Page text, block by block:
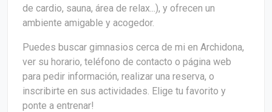
de cardio, sauna, área de relax...), y ofrecen un
ambiente amigable y acogedor.
Puedes buscar gimnasios cerca de mi en Archidona,
ver su horario, teléfono de contacto o página web
para pedir información, realizar una reserva, o
inscribirte en sus actividades. Elige tu favorito y
ponte a entrenar!